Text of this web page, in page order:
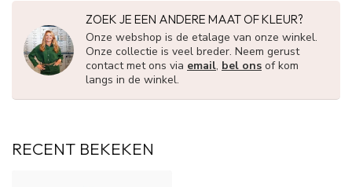
ZOEK JE EEN ANDERE MAAT OF KLEUR?
Onze webshop is de etalage van onze winkel.
Onze collectie is veel breder. Neem gerust
contact met ons via email, bel ons of kom
langs in de winkel.
RECENT BEKEKEN